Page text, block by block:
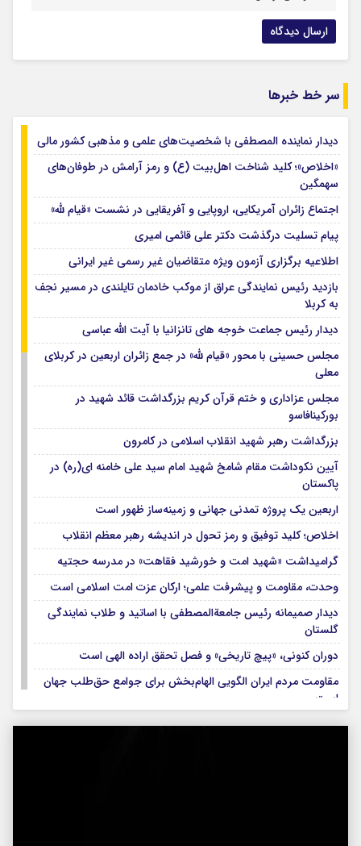
سر خط خبرها
دیدار نماینده المصطفی با شخصیت‌های علمی و مذهبی کشور مالی
«اخلاص»؛ کلید شناخت اهل‌بیت (ع) و رمز آرامش در طوفان‌های
سهمگین
اجتماع زائران آمریکایی، اروپایی و آفریقایی در نشست «قیام لله»
پیام تسلیت درگذشت دکتر علی قائمی امیری
اطلاعیه برگزاری آزمون ویژه متقاضیان غیر رسمی غیر ایرانی
بازدید رئیس نمایندگی عراق از موکب خادمان تایلندی در مسیر نجف
به کربلا
دیدار رئیس جماعت خوجه های تانزانیا با آیت الله عباسی
مجلس حسینی با محور «قیام لله» در جمع زائران اربعین در کربلای
معلی
مجلس عزاداری و ختم قرآن کریم بزرگداشت قائد شهید در
بورکینافاسو
بزرگداشت رهبر شهید انقلاب اسلامی در کامرون
آیین نکوداشت مقام شامخ شهید امام سید علی خامنه ای(ره) در
پاکستان
اربعین یک پروژه تمدنی جهانی و زمینه‌ساز ظهور است
اخلاص؛ کلید توفیق و رمز تحول در اندیشه رهبر معظم انقلاب
گرامیداشت «شهید امت و خورشید فقاهت» در مدرسه حجتیه
وحدت، مقاومت و پیشرفت علمی؛ ارکان عزت امت اسلامی است
دیدار صمیمانه رئیس جامعةالمصطفی با اساتید و طلاب نمایندگی
گلستان
دوران کنونی، «پیچ تاریخی» و فصل تحقق اراده الهی است
مقاومت مردم ایران الگویی الهام‌بخش برای جوامع حق‌طلب جهان
است
دیدار رئیس جامعةالمصطفی و استاندار گلستان